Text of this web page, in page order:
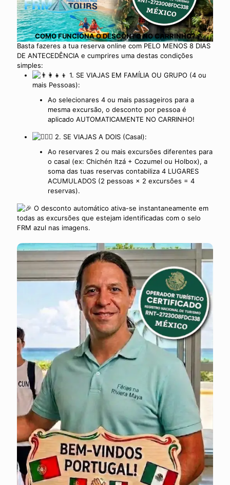
COMO FUNCIONA O DESCONTO NO CARRINHO?
Basta fazeres a tua reserva online com PELO MENOS 8 DIAS
DE ANTECEDÊNCIA e cumprires uma destas condições
simples:
1. SE VIAJAS EM FAMÍLIA OU GRUPO (4 ou
mais Pessoas):
Ao selecionares 4 ou mais passageiros para a
mesma excursão, o desconto por pessoa é
aplicado AUTOMATICAMENTE NO CARRINHO!
2. SE VIAJAS A DOIS (Casal):
Ao reservares 2 ou mais excursões diferentes para
o casal (ex: Chichén Itzá + Cozumel ou Holbox), a
soma das tuas reservas contabiliza 4 LUGARES
ACUMULADOS (2 pessoas × 2 excursões = 4
reservas).
O desconto automático ativa-se instantaneamente em
todas as excursões que estejam identificadas com o selo
FRM azul nas imagens.